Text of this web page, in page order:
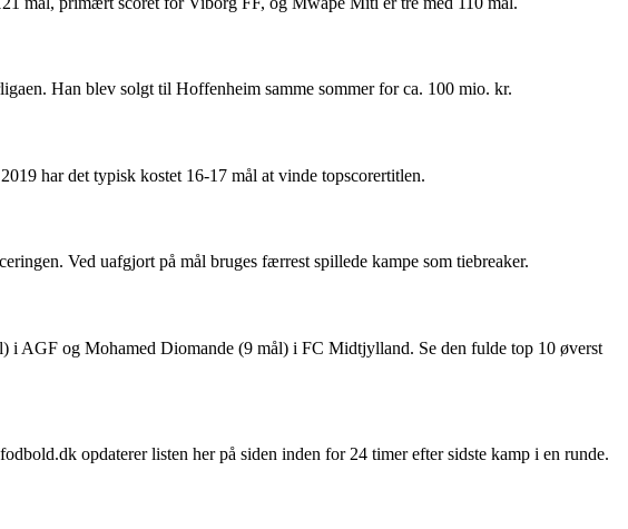
Han blev solgt til Hoffenheim samme sommer for ca. 100 mio. kr.
har det typisk kostet 16-17 mål at vinde topscorertitlen.
Ved uafgjort på mål bruges færrest spillede kampe som tiebreaker.
AGF og Mohamed Diomande (9 mål) i FC Midtjylland. Se den fulde top 10 øverst
opdaterer listen her på siden inden for 24 timer efter sidste kamp i en runde.